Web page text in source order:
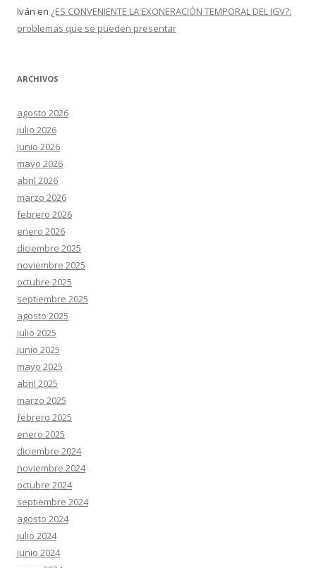
Iván en ¿ES CONVENIENTE LA EXONERACIÓN TEMPORAL DEL IGV?:
problemas que se pueden presentar
ARCHIVOS
agosto 2026
julio 2026
junio 2026
mayo 2026
abril 2026
marzo 2026
febrero 2026
enero 2026
diciembre 2025
noviembre 2025
octubre 2025
septiembre 2025
agosto 2025
julio 2025
junio 2025
mayo 2025
abril 2025
marzo 2025
febrero 2025
enero 2025
diciembre 2024
noviembre 2024
octubre 2024
septiembre 2024
agosto 2024
julio 2024
junio 2024